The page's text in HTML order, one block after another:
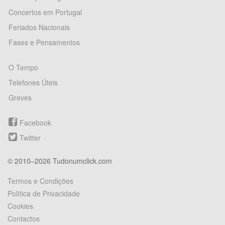
Concertos em Portugal
Feriados Nacionais
Fases e Pensamentos
O Tempo
Telefones Úteis
Greves
Facebook
Twitter
© 2010–2026 Tudonumclick.com
Termos e Condições
Política de Privacidade
Cookies
Contactos